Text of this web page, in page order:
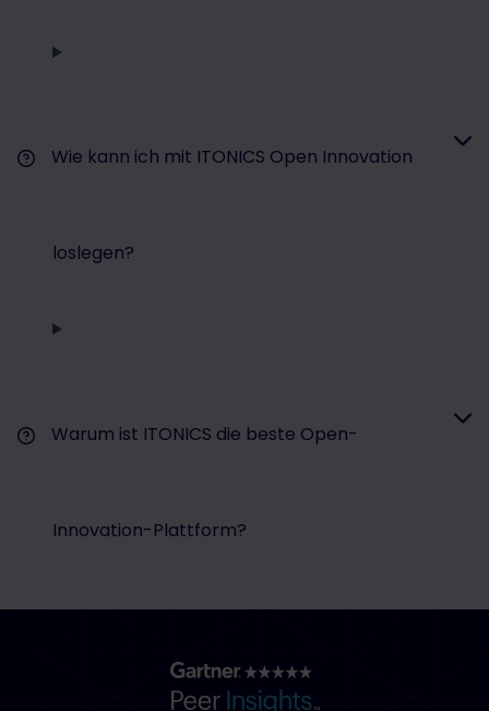
Wie kann ich mit ITONICS Open Innovation
loslegen?
Warum ist ITONICS die beste Open-
Innovation-Plattform?